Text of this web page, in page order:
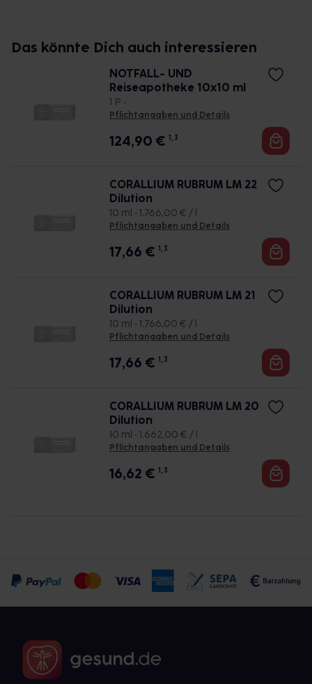
Das könnte Dich auch interessieren
NOTFALL- UND
Reiseapotheke 10x10 ml
1 P •
Pflichtangaben und Details
124,90 € 1, 3
CORALLIUM RUBRUM LM 22
Dilution
10 ml • 1.766,00 € / l
Pflichtangaben und Details
17,66 € 1, 3
CORALLIUM RUBRUM LM 21
Dilution
10 ml • 1.766,00 € / l
Pflichtangaben und Details
17,66 € 1, 3
CORALLIUM RUBRUM LM 20
Dilution
10 ml • 1.662,00 € / l
Pflichtangaben und Details
16,62 € 1, 3